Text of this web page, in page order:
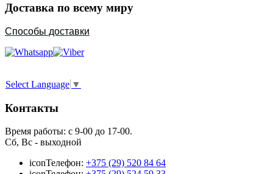
Доставка по всему миру
Способы доставки
Select Language ▼
Контакты
Время работы: с 9-00 до 17-00.
Сб, Вс - выходной
iconТелефон: +375 (29) 520 84 64